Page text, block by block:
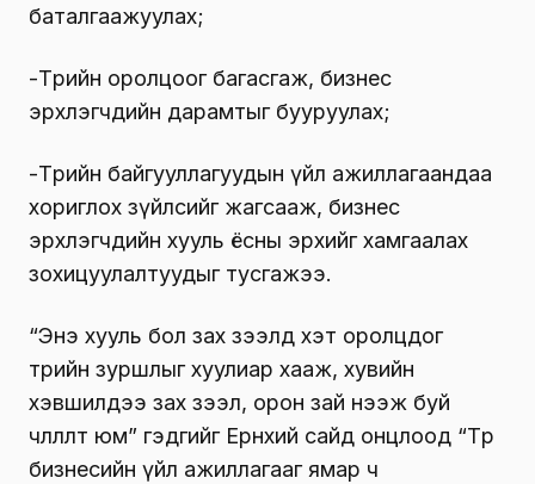
баталгаажуулах;
-Төрийн оролцоог багасгаж, бизнес
эрхлэгчдийн дарамтыг бууруулах;
-Төрийн байгууллагуудын үйл ажиллагаандаа
хориглох зүйлсийг жагсааж, бизнес
эрхлэгчдийн хууль ёсны эрхийг хамгаалах
зохицуулалтуудыг тусгажээ.
“Энэ хууль бол зах зээлд хэт оролцдог
төрийн зуршлыг хуулиар хааж, хувийн
хэвшилдээ зах зээл, орон зай нээж буй
чөлөөлөлт юм” гэдгийг Ерөнхий сайд онцлоод “Төр
бизнесийн үйл ажиллагааг ямар ч